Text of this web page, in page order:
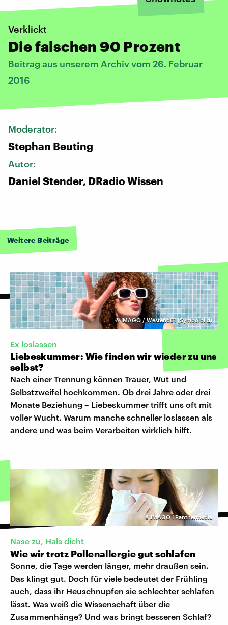
Verklickt
Die falschen 90 Prozent
Beitrag aus unserem Archiv vom 26. Februar
2016
Moderator:
Stephan Beuting
Autor:
Daniel Stender, DRadio Wissen
Weitere Beiträge
©IMAGO / Westend61 (Symbolbild)
Ex loslassen
Liebeskummer: Wie finden wir wieder zu uns
selbst?
Nach einer Trennung können Trauer, Wut und
Selbstzweifel hochkommen. Ob drei Jahre oder drei
Monate Beziehung – Liebeskummer trifft uns oft mit
voller Wucht. Warum manche schneller loslassen als
andere und was beim Verarbeiten wirklich hilft.
© IMAGO I Panthermedia
Nase zu, Hals dicht
Wie wir trotz Pollenallergie gut schlafen
Sonne, die Tage werden länger, mehr draußen sein.
Das klingt gut. Doch für viele bedeutet der Frühling
auch, dass ihr Heuschnupfen sie schlechter schlafen
lässt. Was weiß die Wissenschaft über die
Zusammenhänge? Und was bringt besseren Schlaf?